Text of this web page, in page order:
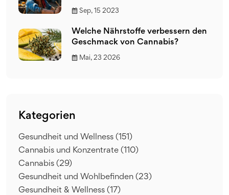
Sep, 15 2023
Welche Nährstoffe verbessern den
Geschmack von Cannabis?
Mai, 23 2026
Kategorien
Gesundheit und Wellness (151)
Cannabis und Konzentrate (110)
Cannabis (29)
Gesundheit und Wohlbefinden (23)
Gesundheit & Wellness (17)